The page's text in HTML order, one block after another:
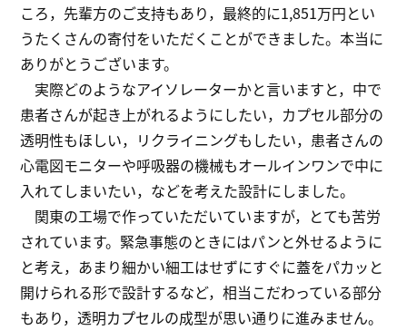
ころ，先輩方のご支持もあり，最終的に1,851万円とい
うたくさんの寄付をいただくことができました。本当に
ありがとうございます。
実際どのようなアイソレーターかと言いますと，中で
患者さんが起き上がれるようにしたい，カプセル部分の
透明性もほしい，リクライニングもしたい，患者さんの
心電図モニターや呼吸器の機械もオールインワンで中に
入れてしまいたい，などを考えた設計にしました。
関東の工場で作っていただいていますが，とても苦労
されています。緊急事態のときにはパンと外せるように
と考え，あまり細かい細工はせずにすぐに蓋をパカッと
開けられる形で設計するなど，相当こだわっている部分
もあり，透明カプセルの成型が思い通りに進みません。